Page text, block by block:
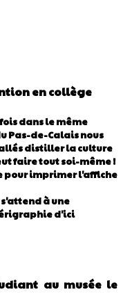
en collège
dans le même
Pas-de-Calais nous
distiller la culture
faire tout soi-même !
pour imprimer l'affiche
à une
d'ici
au musée le